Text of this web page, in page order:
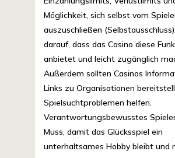
Möglichkeit, sich selbst vom
auszuschließen
darauf, dass das Casino diese
anbietet und leicht zugänglich
Außerdem sollten Casinos
Links zu Organisationen
Spielsuchtproblemen helfen.
Verantwortungsbewusstes
Muss, damit das Glücksspiel ein
unterhaltsames Hobby bleibt und